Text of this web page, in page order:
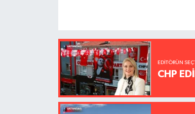
EDITÖRÜN
CHP